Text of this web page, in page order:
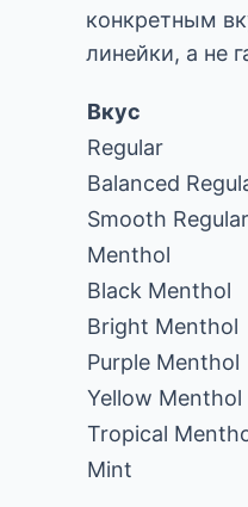
конкретным
линейки, а не
Вкус
Regular
Balanced
Smooth Regular
Menthol
Black Menthol
Bright Menthol
Purple Menthol
Yellow Menthol
Tropical
Mint